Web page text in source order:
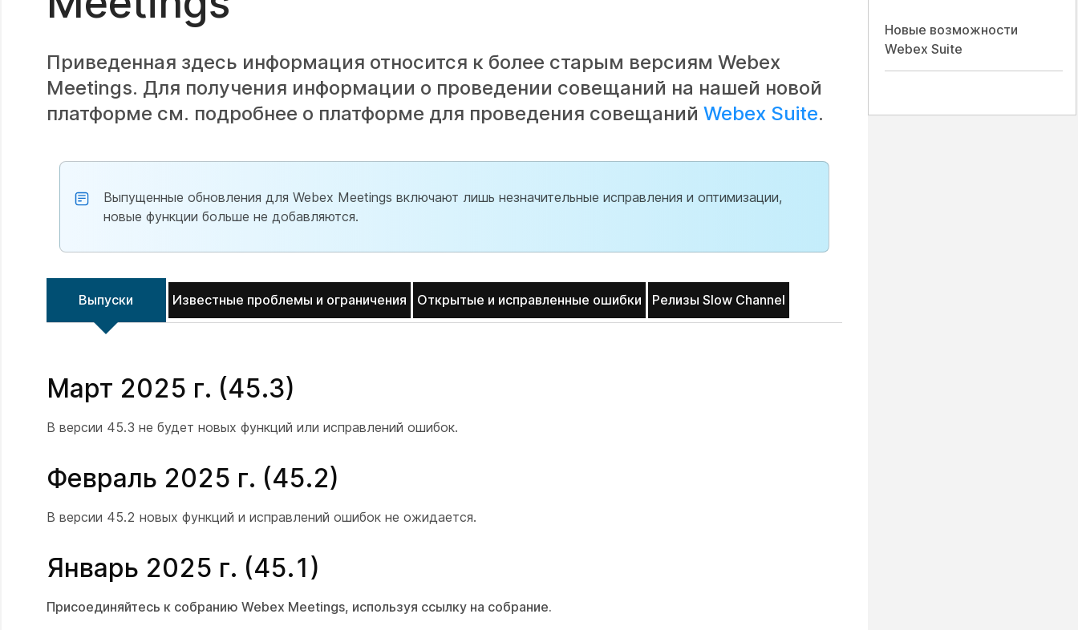
Приведенная здесь информация относится к более старым версиям Webex
Meetings. Для получения информации о проведении совещаний на нашей новой
платформе см. подробнее о платформе для проведения совещаний Webex Suite.
Выпущенные обновления для Webex Meetings включают лишь незначительные исправления и оптимизации,
новые функции больше не добавляются.
Выпуски Известные проблемы и ограничения Открытые и исправленные ошибки Релизы Slow Channel
Март 2025 г. (45.3)
В версии 45.3 не будет новых функций или исправлений ошибок.
Февраль 2025 г. (45.2)
В версии 45.2 новых функций и исправлений ошибок не ожидается.
Январь 2025 г. (45.1)
Присоединяйтесь к собранию Webex Meetings, используя ссылку на собрание.
Новые возможности
Webex Suite